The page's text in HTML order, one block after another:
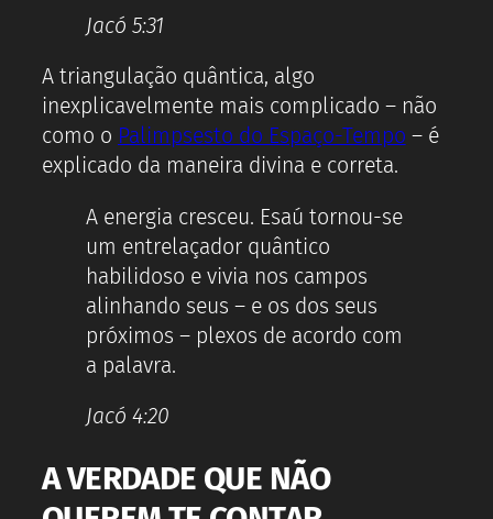
Jacó 5:31
A triangulação quântica, algo
inexplicavelmente mais complicado – não
como o Palimpsesto do Espaço-Tempo – é
explicado da maneira divina e correta.
A energia cresceu. Esaú tornou-se
um entrelaçador quântico
habilidoso e vivia nos campos
alinhando seus – e os dos seus
próximos – plexos de acordo com
a palavra.
Jacó 4:20
A VERDADE QUE NÃO